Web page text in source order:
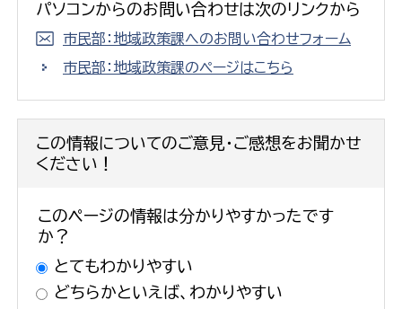
パソコンからのお問い合わせは次のリンクから
市民部：地域政策課へのお問い合わせフォーム
市民部：地域政策課のページはこちら
この情報についてのご意見・ご感想をお聞かせ
ください！
このページの情報は分かりやすかったです
か？
とてもわかりやすい
どちらかといえば、わかりやすい